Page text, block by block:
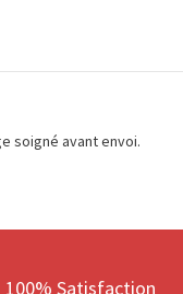
soigné avant envoi.
100% Satisfaction